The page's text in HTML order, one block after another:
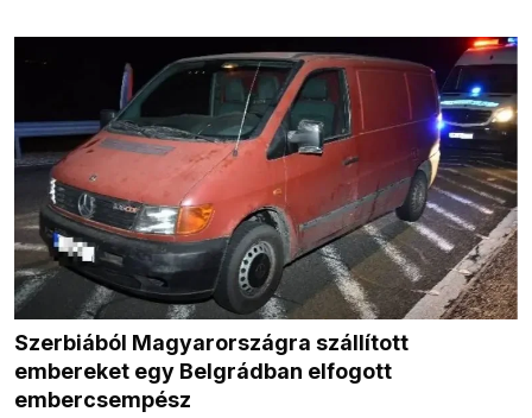
Szerbiából Magyarországra szállított
embereket egy Belgrádban elfogott
embercsempész